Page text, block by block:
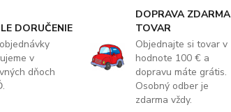
DORUČENIE
v
dňoch
DOPRAVA ZDARMA
TOVAR
Objednajte si tovar v
hodnote 100 € a
dopravu máte grátis.
Osobný odber je
zdarma vždy.